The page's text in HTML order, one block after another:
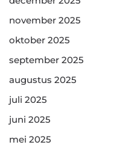
november 2025
oktober 2025
september 2025
augustus 2025
juli 2025
juni 2025
mei 2025